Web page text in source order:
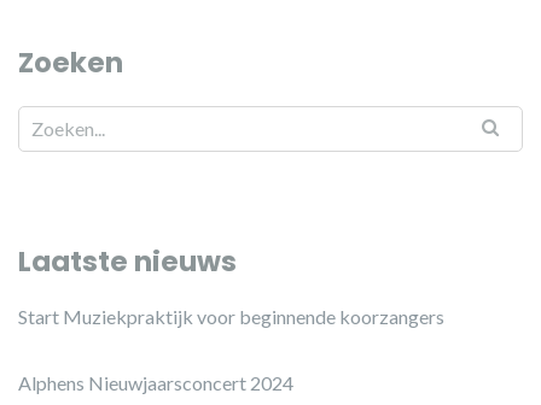
Zoeken
Laatste nieuws
Start Muziekpraktijk voor beginnende koorzangers
Alphens Nieuwjaarsconcert 2024